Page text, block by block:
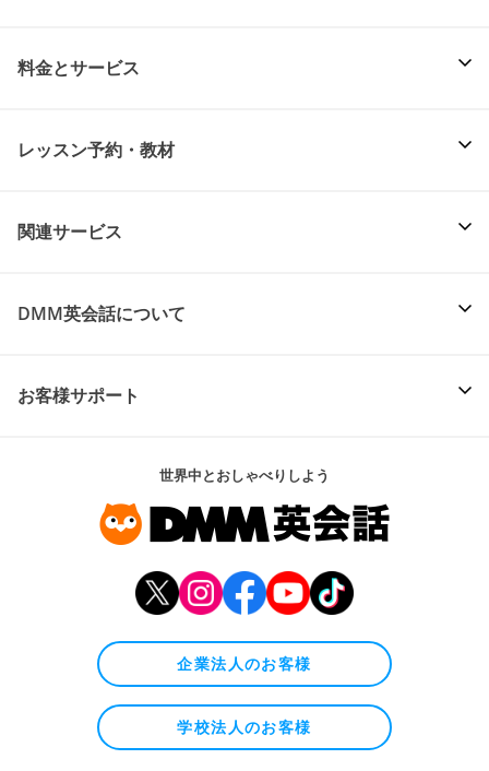
料金とサービス
レッスン予約・教材
関連サービス
DMM英会話について
お客様サポート
世界中とおしゃべりしよう
企業法人のお客様
学校法人のお客様